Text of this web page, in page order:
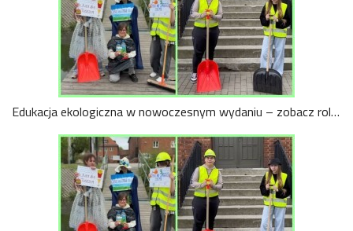
Edukacja ekologiczna w nowoczesnym wydaniu – zobacz rolki „Czyste ścieki – zdrowe rzeki”.